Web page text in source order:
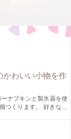
かわいい小物を作
ナプキンと製氷器を使
す。 好きな柄
はヘアピンかマグネッ